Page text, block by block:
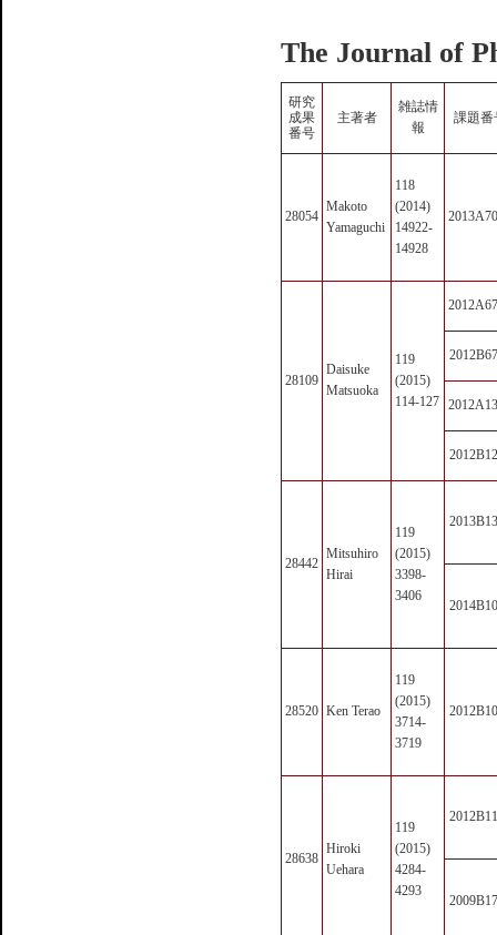
The Journal of
研究
成果
番号
主著者
雑誌情
報
課題番
28054
Makoto
Yamaguchi
118
(2014)
14922-
14928
28109
Daisuke
Matsuoka
119
(2015)
114-127
28442
Mitsuhiro
Hirai
119
(2015)
3398-
3406
28520 Ken Terao
119
(2015)
3714-
3719
28638
Hiroki
Uehara
119
(2015)
4284-
4293